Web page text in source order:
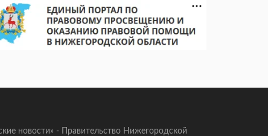
новости» - Правительство Нижегородской